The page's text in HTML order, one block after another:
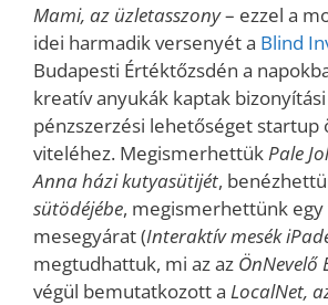
Mami, az üzletasszony– ezzel a
idei harmadik versenyét a Blind
Budapesti Értéktőzsdén a
kreatív anyukák kaptak
pénzszerzési lehetőséget
viteléhez. Megismerhettük Pale
Anna házi kutyasütijét,
sütödéjébe, megismerhettünk egy
mesegyárat (Interaktív mesék
megtudhattuk, mi az az ÖnNevelő
végül bemutatkozott a LocalNet,